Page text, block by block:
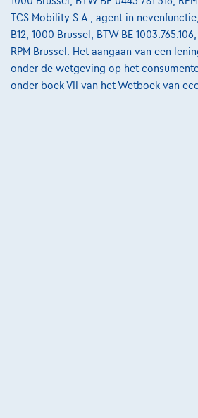
TCS Mobility S.A., agent in
B12, 1000 Brussel, BTW BE
RPM Brussel. Het aangaan van een
onder de wetgeving op het
onder boek VII van het Wetboek van